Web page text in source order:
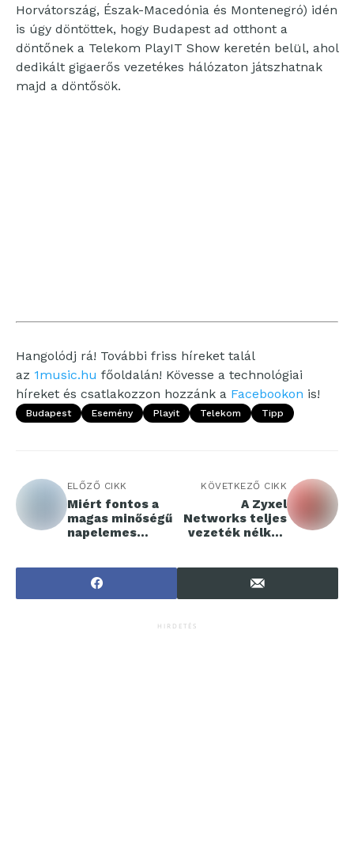
Horvátország, Észak-Macedónia és Montenegró) idén
is úgy döntöttek, hogy Budapest ad otthont a
döntőnek a Telekom PlayIT Show keretén belül, ahol
dedikált gigaerős vezetékes hálózaton játszhatnak
majd a döntősök.
Hangolódj rá! További friss híreket talál
az 1music.hu főoldalán! Kövesse a technológiai
híreket és csatlakozzon hozzánk a Facebookon is!
Budapest Esemény Playit Telekom Tipp
ELŐZŐ CIKK
Miért fontos a
magas minőségű
napelemes
számára?
KÖVETKEZŐ CIKK
A Zyxel
Networks teljes
vezeték nélküli
RED EN 18031
szabványnak
HIRDETÉS